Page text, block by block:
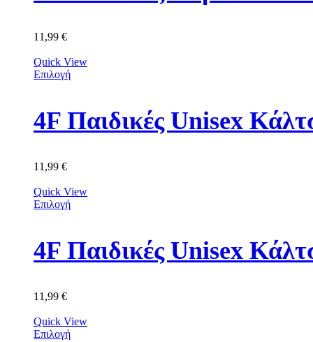
11,99 €
Quick View
Επιλογή
11,99 €
Quick View
Επιλογή
4F Παιδικές Unisex
11,99 €
Quick View
Επιλογή